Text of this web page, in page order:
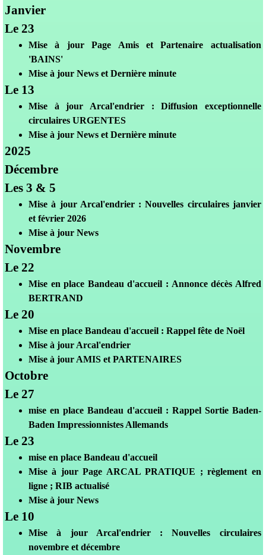
Janvier
Le 23
Mise à jour Page Amis et Partenaire actualisation
'BAINS'
Mise à jour News et Dernière minute
Le 13
Mise à jour Arcal'endrier : Diffusion exceptionnelle
circulaires URGENTES
Mise à jour News et Dernière minute
2025
Décembre
Les 3 & 5
Mise à jour Arcal'endrier : Nouvelles circulaires janvier
et février 2026
Mise à jour News
Novembre
Le 22
Mise en place Bandeau d'accueil : Annonce décès Alfred
BERTRAND
Le 20
Mise en place Bandeau d'accueil : Rappel fête de Noël
Mise à jour Arcal'endrier
Mise à jour AMIS et PARTENAIRES
Octobre
Le 27
mise en place Bandeau d'accueil : Rappel Sortie Baden-
Baden Impressionnistes Allemands
Le 23
mise en place Bandeau d'accueil
Mise à jour Page ARCAL PRATIQUE ; règlement en
ligne ; RIB actualisé
Mise à jour News
Le 10
Mise à jour Arcal'endrier : Nouvelles circulaires
novembre et décembre